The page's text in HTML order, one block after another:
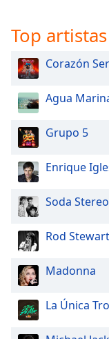
Top artistas
Corazón
Agua
Grupo 5
Enrique
Soda Stereo
Rod Stewart
Madonna
La Única